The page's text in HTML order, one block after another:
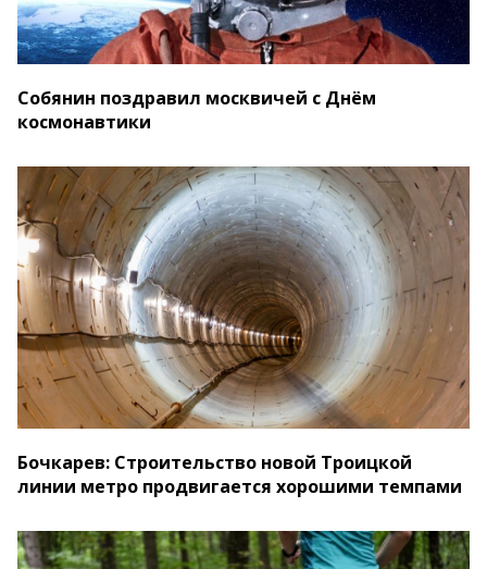
Собянин поздравил москвичей с Днём
космонавтики
Бочкарев: Строительство новой Троицкой
линии метро продвигается хорошими темпами